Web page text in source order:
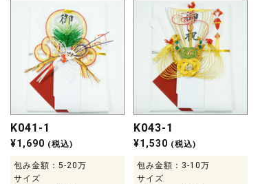
K041-1
¥1,690 (税込)
包み金額：5-20万
サイズ
K043-1
¥1,530 (税込)
包み金額：3-10万
サイズ